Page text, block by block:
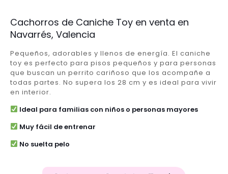
Cachorros de Caniche Toy en venta en
Navarrés, Valencia
Pequeños, adorables y llenos de energía. El caniche
toy es perfecto para pisos pequeños y para personas
que buscan un perrito cariñoso que los acompañe a
todas partes. No supera los 28 cm y es ideal para vivir
en interior.
Ideal para familias con niños o personas mayores
Muy fácil de entrenar
No suelta pelo